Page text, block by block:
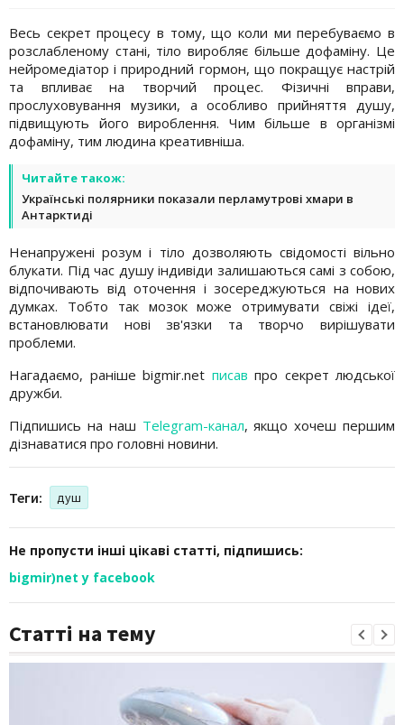
Весь секрет процесу в тому, що коли ми перебуваємо в
розслабленому стані, тіло виробляє більше дофаміну. Це
нейромедіатор і природний гормон, що покращує настрій
та впливає на творчий процес. Фізичні вправи,
прослуховування музики, а особливо прийняття душу,
підвищують його вироблення. Чим більше в організмі
дофаміну, тим людина креативніша.
Читайте також:
Українські полярники показали перламутрові хмари в
Антарктиді
Ненапружені розум і тіло дозволяють свідомості вільно
блукати. Під час душу індивіди залишаються самі з собою,
відпочивають від оточення і зосереджуються на нових
думках. Тобто так мозок може отримувати свіжі ідеї,
встановлювати нові зв'язки та творчо вирішувати
проблеми.
Нагадаємо, раніше bigmir.net писав про секрет людської
дружби.
Підпишись на наш Telegram-канал, якщо хочеш першим
дізнаватися про головні новини.
Теги: душ
Не пропусти інші цікаві статті, підпишись:
bigmir)net у facebook
Статті на тему